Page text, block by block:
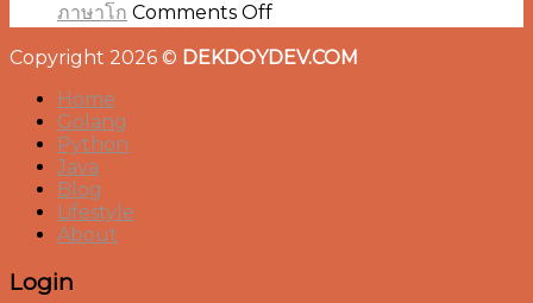
else
,
if-
ดำเนิน
(
ภาษาโก Comments Offon
Go
101
Copyright 2026 © DEKDOYDEV.COM
Home
Golang
Python
Java
Blog
Lifestyle
About
Login